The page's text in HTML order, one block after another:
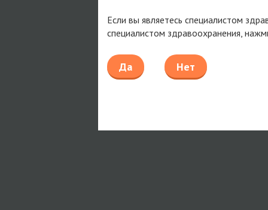
Если вы являетесь специалистом
специалистом здравоохранения,
Да Нет